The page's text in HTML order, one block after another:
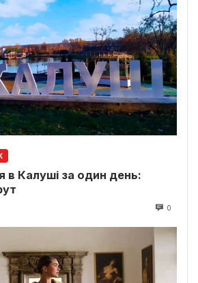
в Калуші за один день:
0